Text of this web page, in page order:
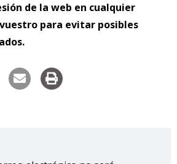
de la web en cualquier
para evitar posibles